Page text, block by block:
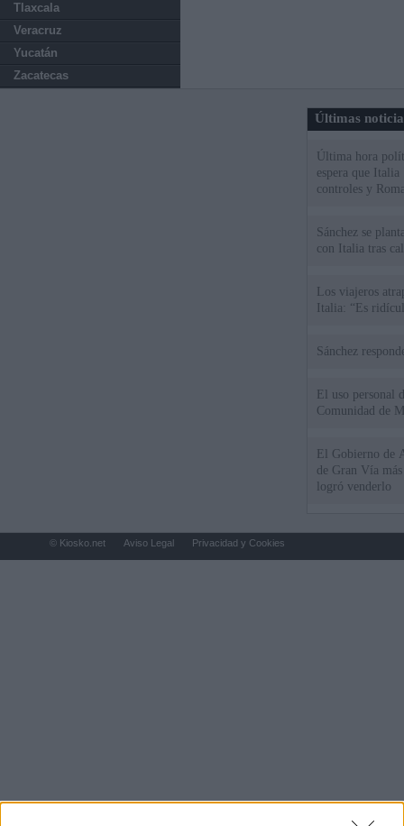
Tlaxcala
Veracruz
Yucatán
Zacatecas
Últimas
Última hora
espera que
controles y
Sánchez se
con Italia tras
Los viajeros
Italia: “Es
Sánchez
El uso personal
Comunidad de
El Gobierno de
de Gran Vía
logró venderlo
© Kiosko.net Aviso Legal Privacidad y Cookies